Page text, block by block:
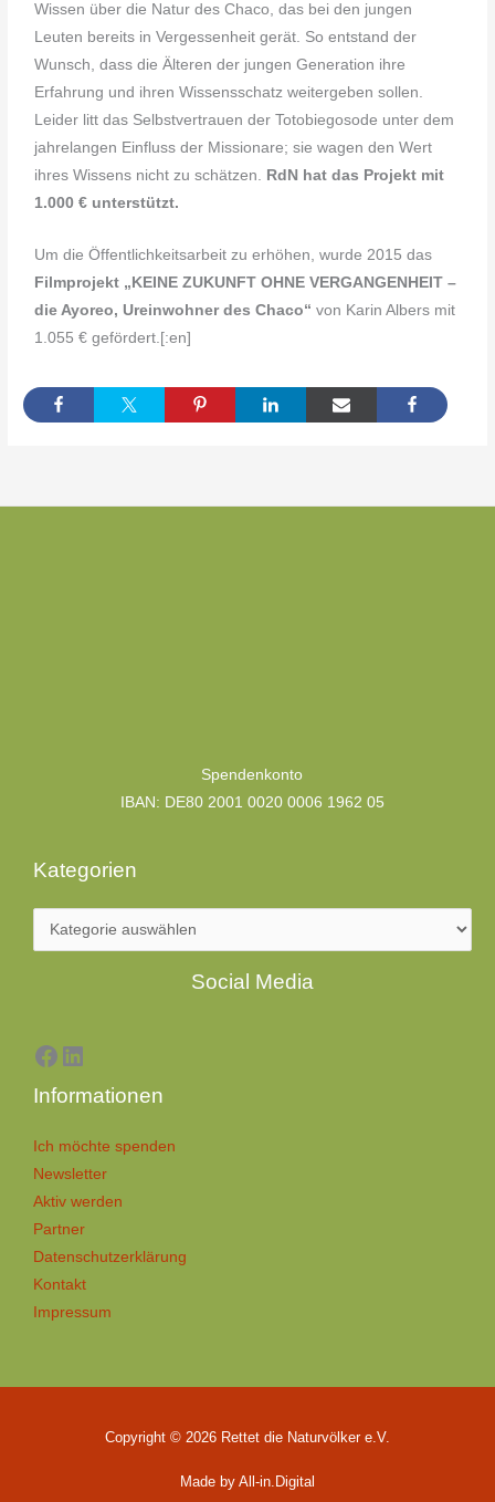
Wissen über die Natur des Chaco, das bei den jungen
Leuten bereits in Vergessenheit gerät. So entstand der
Wunsch, dass die Älteren der jungen Generation ihre
Erfahrung und ihren Wissensschatz weitergeben sollen.
Leider litt das Selbstvertrauen der Totobiegosode unter dem
jahrelangen Einfluss der Missionare; sie wagen den Wert
ihres Wissens nicht zu schätzen. RdN hat das Projekt mit
1.000 € unterstützt.
Um die Öffentlichkeitsarbeit zu erhöhen, wurde 2015 das
Filmprojekt „KEINE ZUKUNFT OHNE VERGANGENHEIT –
die Ayoreo, Ureinwohner des Chaco“ von Karin Albers mit
1.055 € gefördert.[:en]
Spendenkonto
IBAN: DE80 2001 0020 0006 1962 05
Kategorien
Social Media
Facebook
LinkedIn
Informationen
Ich möchte spenden
Newsletter
Aktiv werden
Partner
Datenschutzerklärung
Kontakt
Impressum
Copyright © 2026 Rettet die Naturvölker e.V.
Made by All-in.Digital